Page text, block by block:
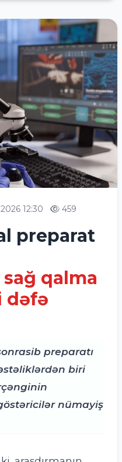
12:30 459
preparat
sağ qalma
dəfə
preparatı
biri
nümayiş